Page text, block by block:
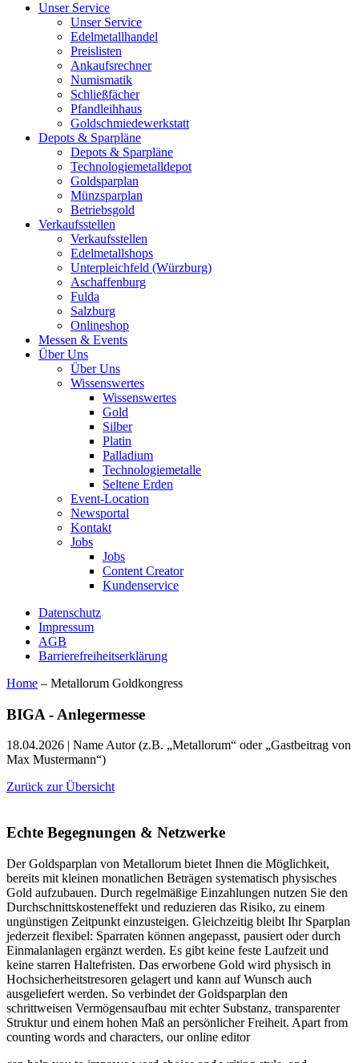
Unser Service
Unser Service
Edelmetallhandel
Preislisten
Ankaufsrechner
Numismatik
Schließfächer
Pfandleihhaus
Goldschmiedewerkstatt
Depots & Sparpläne
Depots & Sparpläne
Technologiemetalldepot
Goldsparplan
Münzsparplan
Betriebsgold
Verkaufsstellen
Verkaufsstellen
Edelmetallshops
Unterpleichfeld (Würzburg)
Aschaffenburg
Fulda
Salzburg
Onlineshop
Messen & Events
Über Uns
Über Uns
Wissenswertes
Wissenswertes
Gold
Silber
Platin
Palladium
Technologiemetalle
Seltene Erden
Event-Location
Newsportal
Kontakt
Jobs
Jobs
Content Creator
Kundenservice
Datenschutz
Impressum
AGB
Barrierefreiheitserklärung
Home – Metallorum Goldkongress
BIGA - Anlegermesse
18.04.2026 | Name Autor (z.B. „Metallorum“ oder „Gastbeitrag von
Max Mustermann“)
Zurück zur Übersicht
Echte Begegnungen & Netzwerke
Der Goldsparplan von Metallorum bietet Ihnen die Möglichkeit,
bereits mit kleinen monatlichen Beträgen systematisch physisches
Gold aufzubauen. Durch regelmäßige Einzahlungen nutzen Sie den
Durchschnittskosteneffekt und reduzieren das Risiko, zu einem
ungünstigen Zeitpunkt einzusteigen. Gleichzeitig bleibt Ihr Sparplan
jederzeit flexibel: Sparraten können angepasst, pausiert oder durch
Einmalanlagen ergänzt werden. Es gibt keine feste Laufzeit und
keine starren Haltefristen. Das erworbene Gold wird physisch in
Hochsicherheitstresoren gelagert und kann auf Wunsch auch
ausgeliefert werden. So verbindet der Goldsparplan den
schrittweisen Vermögensaufbau mit echter Substanz, transparenter
Struktur und einem hohen Maß an persönlicher Freiheit. Apart from
counting words and characters, our online editor